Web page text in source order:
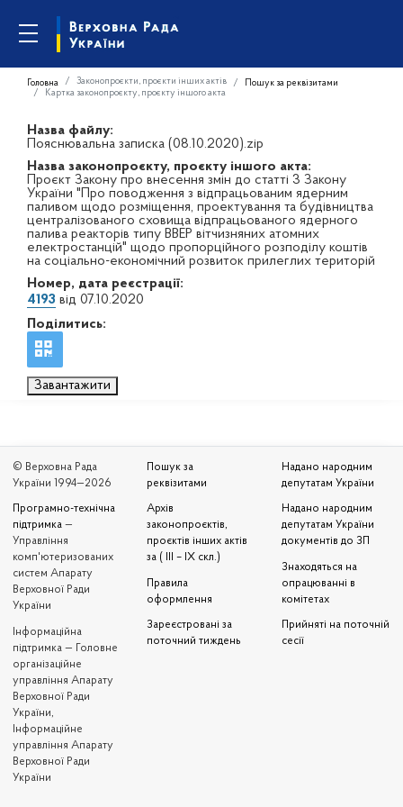
Головна Законопроєкти, проєкти інших актів
Пошук за реквізитами
Картка законопроєкту, проєкту іншого акта
Назва файлу:
Пояснювальна записка (08.10.2020).zip
Назва законопроєкту, проєкту іншого акта:
Проєкт Закону про внесення змін до статті 3 Закону
України "Про поводження з відпрацьованим ядерним
паливом щодо розміщення, проектування та будівництва
централізованого сховища відпрацьованого ядерного
палива реакторів типу ВВЕР вітчизняних атомних
електростанцій" щодо пропорційного розподілу коштів
на соціально-економічний розвиток прилеглих територій
Номер, дата реєстрації:
4193 від 07.10.2020
Поділитись:
Завантажити
© Верховна Рада
України 1994—2026
Програмно-технічна
підтримка —
Управління
комп'ютеризованих
систем Апарату
Верховної Ради
України
Iнформаційна
підтримка — Головне
організаційне
управління Апарату
Верховної Ради
України,
Інформаційне
управління Апарату
Верховної Ради
України
Пошук за
реквізитами
Архів
законопроєктів,
проєктів інших актів
за ( III – IX скл.)
Правила
оформлення
Зареєстровані за
поточний тиждень
Надано народним
депутатам України
Надано народним
депутатам України
документів до ЗП
Знаходяться на
опрацюванні в
комітетах
Прийняті на поточній
сесії